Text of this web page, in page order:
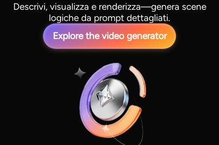
Descrivi, visualizza e renderizza—genera scene
logiche da prompt dettagliati.
Explore the video generator